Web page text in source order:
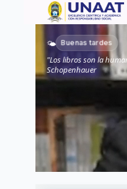
Biblioteca
Unaat
🌤️ Buenas tardes
"Los libros son la
Schopenhauer